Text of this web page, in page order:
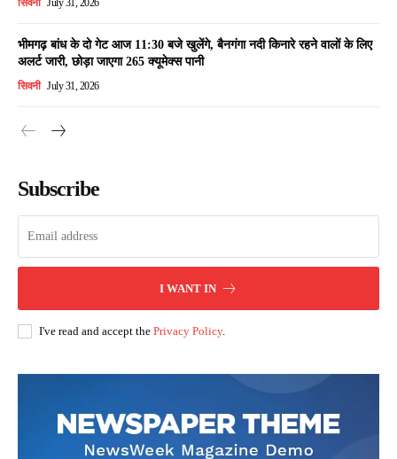
सिवनी July 31, 2026
भीमगढ़ बांध के दो गेट आज 11:30 बजे खुलेंगे, बैनगंगा नदी किनारे रहने वालों के लिए
अलर्ट जारी, छोड़ा जाएगा 265 क्यूमेक्स पानी
सिवनी July 31, 2026
Subscribe
I WANT IN
I've read and accept the Privacy Policy.